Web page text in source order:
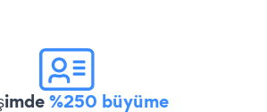
%250 büyüme